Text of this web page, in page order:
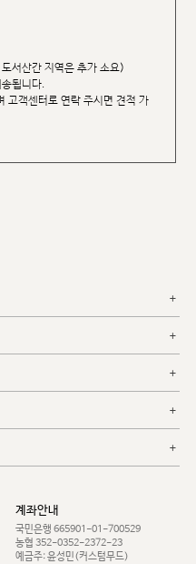
서산간 지역은 추가 소요)
됩니다.
고객센터로 연락 주시면 견적 가
계좌안내
국민은행 665901-01-700529
농협 352-0352-2372-23
예금주: 윤성민(커스텀무드)